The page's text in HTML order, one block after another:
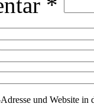
*
und Website in